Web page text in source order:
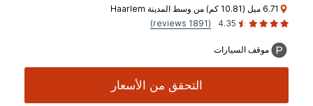
6.71 ميل (10.81 كم) من وسط المدينة Haarlem
4.35
(1891 reviews)
موقف السيارات
التحقق من الأسعار